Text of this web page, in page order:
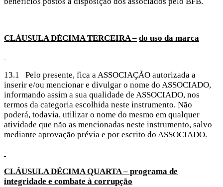
CLÁUSULA DÉCIMATERCEIRA – do uso da marca
13.1 Pelo presente, fica a ASSOCIAÇÃO autorizada a
inserir e/ou mencionar e divulgar o nome do ASSOCIADO,
informando assim a sua qualidade de ASSOCIADO, nos
termos da categoria escolhida neste instrumento. Não
poderá, todavia, utilizar o nome do mesmo em qualquer
atividade que não as mencionadas neste instrumento, salvo
mediante aprovação prévia e por escrito do ASSOCIADO.
CLÁUSULA DÉCIMAQUARTA – programa de
integridade e combate à corrupção